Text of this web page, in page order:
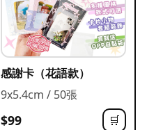
感謝卡（花語款）
9x5.4cm / 50張
$99 🛒